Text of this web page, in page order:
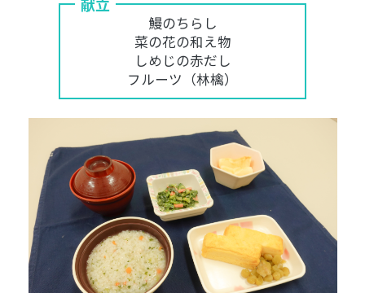
鰻のちらし
菜の花の和え物
しめじの赤だし
フルーツ（林檎）